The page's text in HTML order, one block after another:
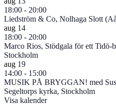
18:00 - 20:00
Liedström & Co, Nolhaga Slott
aug 14
18:00 - 20:00
Marco Rios, Stödgala för ett Tidö-
Stockholm
aug 19
14:00 - 15:00
MUSIK PÅ BRYGGAN! med
Segeltorps kyrka, Stockholm
Visa kalender